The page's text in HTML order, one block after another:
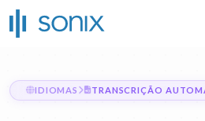
IDIOMAS TRANSCRIÇÃO